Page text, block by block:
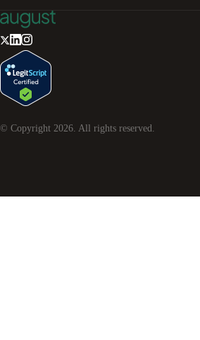
© Copyright 2026 . All rights reserved.